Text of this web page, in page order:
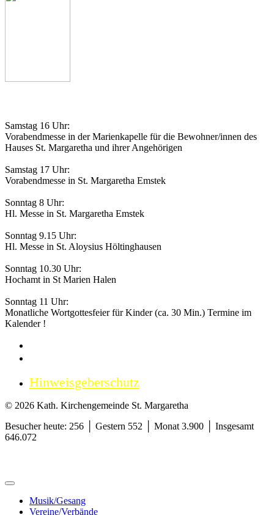
Samstag 16 Uhr:
Vorabendmesse in der Marienkapelle für die Bewohner/innen des
Hauses St. Margaretha und ihrer Angehörigen
Samstag 17 Uhr:
Vorabendmesse in St. Margaretha Emstek
Sonntag 8 Uhr:
Hl. Messe in St. Margaretha Emstek
Sonntag 9.15 Uhr:
Hl. Messe in St. Aloysius Höltinghausen
Sonntag 10.30 Uhr:
Hochamt in St Marien Halen
Sonntag 11 Uhr:
Monatliche Wortgottesfeier für Kinder (ca. 30 Min.) Termine im
Kalender !
Hinweisgeberschutz
© 2026 Kath. Kirchengemeinde St. Margaretha
Besucher heute: 256 │ Gestern 552 │ Monat 3.900 │ Insgesamt
646.072
Musik/Gesang
Vereine/Verbände